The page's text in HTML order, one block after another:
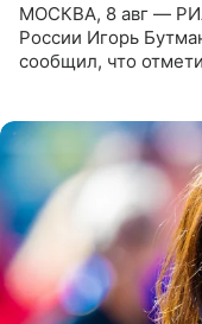
МОСКВА, 8 авг —
России Игорь
сообщил, что